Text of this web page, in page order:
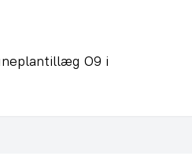
O9 i